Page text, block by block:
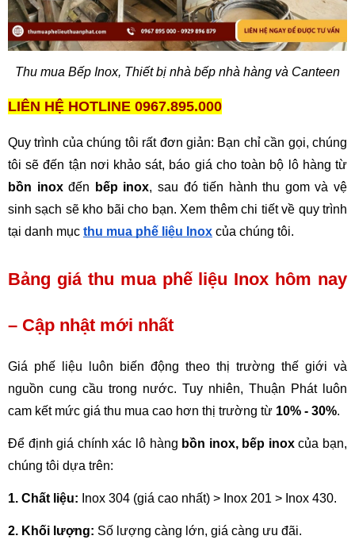
Thu mua Bếp Inox, Thiết bị nhà bếp nhà hàng và Canteen
LIÊN HỆ HOTLINE 0967.895.000
Quy trình của chúng tôi rất đơn giản: Bạn chỉ cần gọi, chúng
bồn inox đến bếp inox, sau đó tiến hành thu gom và vệ
sinh sạch sẽ kho bãi cho bạn. Xem thêm chi tiết về quy trình
tại danh mục thu mua phế liệu Inox của chúng tôi.
Bảng giá thu mua phế liệu Inox hôm nay
– Cập nhật mới nhất
Giá phế liệu luôn biến động theo thị trường thế giới và
nguồn cung cầu trong nước. Tuy nhiên, Thuận Phát luôn
cam kết mức giá thu mua cao hơn thị trường từ 10% - 30%.
Để định giá chính xác lô hàng bồn inox, bếp inox của bạn,
chúng tôi dựa trên:
1. Chất liệu: Inox 304 (giá cao nhất) > Inox 201 > Inox 430.
2. Khối lượng: Số lượng càng lớn, giá càng ưu đãi.